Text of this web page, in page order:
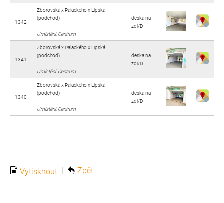
1342
Zborovská x Palackého x Lipská
(podchod)
Umístění: Centrum
deska na
zdi/D
1341
Zborovská x Palackého x Lipská
(podchod)
Umístění: Centrum
deska na
zdi/D
1340
Zborovská x Palackého x Lipská
(podchod)
Umístění: Centrum
deska na
zdi/D
Vytisknout | Zpět